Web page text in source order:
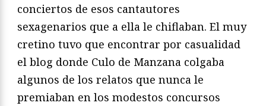
conciertos de esos cantautores
sexagenarios que a ella le chiflaban. El muy
cretino tuvo que encontrar por casualidad
el blog donde Culo de Manzana colgaba
algunos de los relatos que nunca le
premiaban en los modestos concursos